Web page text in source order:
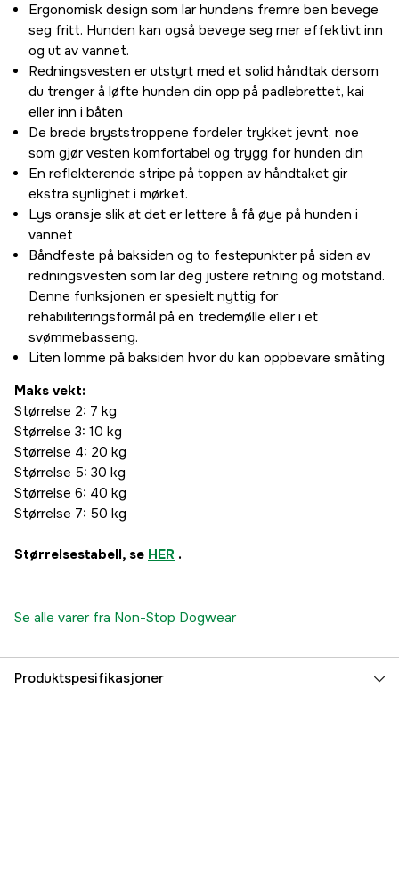
Ergonomisk design som lar hundens fremre ben bevege
seg fritt. Hunden kan også bevege seg mer effektivt inn
og ut av vannet.
Redningsvesten er utstyrt med et solid håndtak dersom
du trenger å løfte hunden din opp på padlebrettet, kai
eller inn i båten
De brede bryststroppene fordeler trykket jevnt, noe
som gjør vesten komfortabel og trygg for hunden din
En reflekterende stripe på toppen av håndtaket gir
ekstra synlighet i mørket.
Lys oransje slik at det er lettere å få øye på hunden i
vannet
Båndfeste på baksiden og to festepunkter på siden av
redningsvesten som lar deg justere retning og motstand.
Denne funksjonen er spesielt nyttig for
rehabiliteringsformål på en tredemølle eller i et
svømmebasseng.
Liten lomme på baksiden hvor du kan oppbevare småting
Maks vekt:
Størrelse 2: 7 kg
Størrelse 3: 10 kg
Størrelse 4: 20 kg
Størrelse 5: 30 kg
Størrelse 6: 40 kg
Størrelse 7: 50 kg
Størrelsestabell, se HER .
Se alle varer fra Non-Stop Dogwear
Produktspesifikasjoner